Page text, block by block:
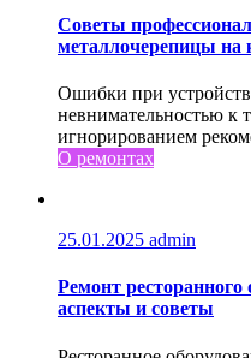
Советы
металлочерепицы
Ошибки при
невнимательностью к
игнорированием
О ремонтах
25.01.2025 admin
Ремонт
аспекты и советы